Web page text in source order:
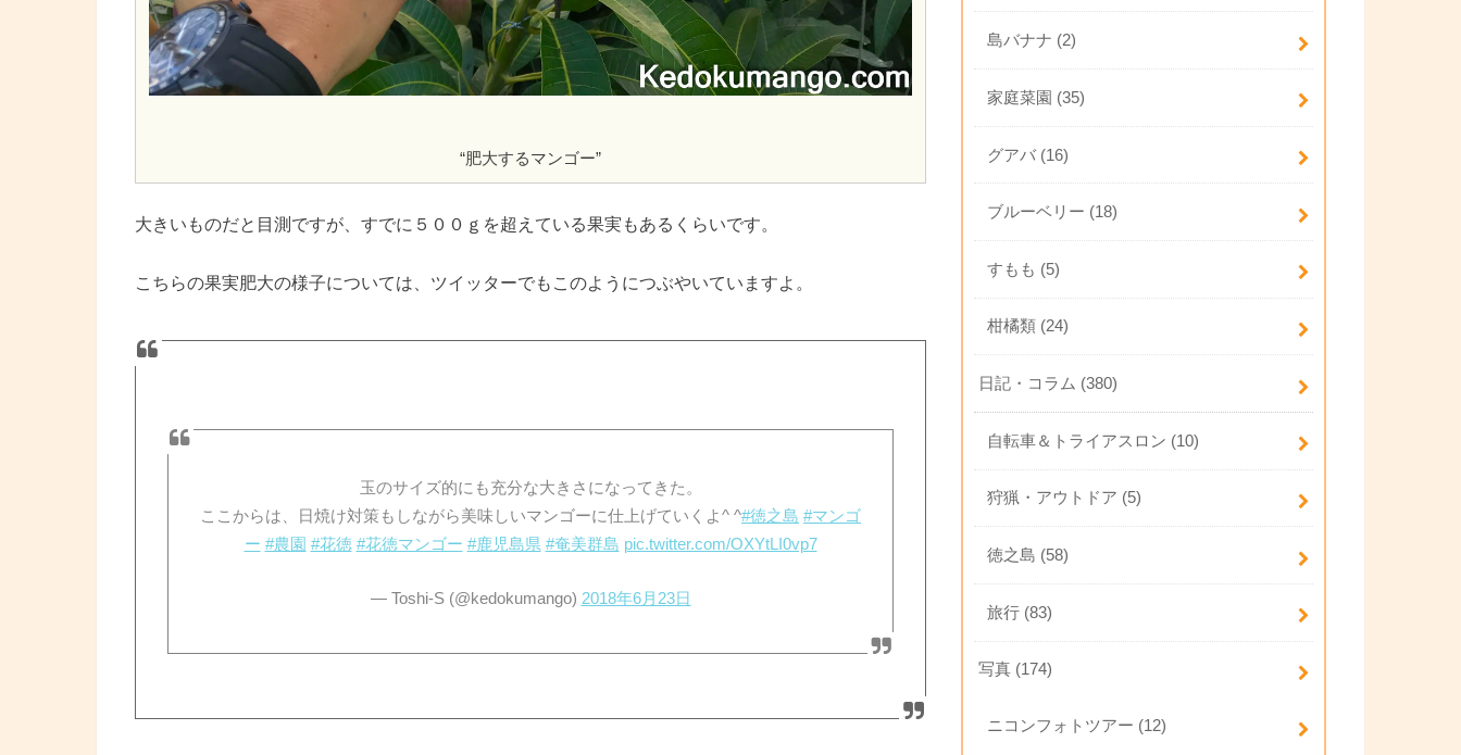
“肥大するマンゴー”
大きいものだと目測ですが、すでに５００ｇを超えている果実もあるくらいです。
こちらの果実肥大の様子については、ツイッターでもこのようにつぶやいていますよ。
玉のサイズ的にも充分な大きさになってきた。
ここからは、日焼け対策もしながら美味しいマンゴーに仕上げていくよ^ ^#徳之島 #マンゴ
ー #農園 #花徳 #花徳マンゴー #鹿児島県 #奄美群島 pic.twitter.com/OXYtLI0vp7
— Toshi-S (@kedokumango) 2018年6月23日
島バナナ (2)
家庭菜園 (35)
グアバ (16)
ブルーベリー (18)
すもも (5)
柑橘類 (24)
日記・コラム (380)
自転車＆トライアスロン (10)
狩猟・アウトドア (5)
徳之島 (58)
旅行 (83)
写真 (174)
ニコンフォトツアー (12)